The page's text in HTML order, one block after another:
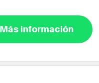
Más información